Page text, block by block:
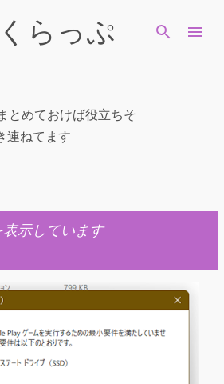
メイン コンテンツに移動
らっぷ
とめておけば役立ちそ
連ねてます
示しています